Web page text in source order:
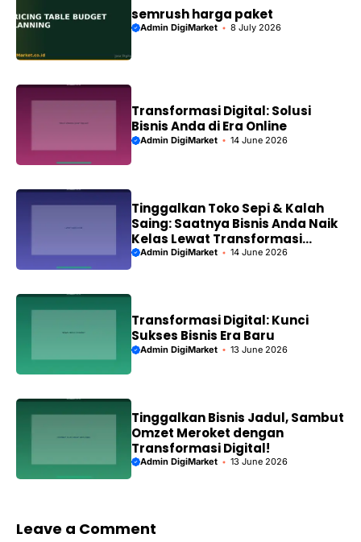
semrush harga paket
Admin DigiMarket 8 July 2026
Transformasi Digital: Solusi
Bisnis Anda di Era Online
Admin DigiMarket 14 June 2026
Tinggalkan Toko Sepi & Kalah
Saing: Saatnya Bisnis Anda Naik
Kelas Lewat Transformasi
Digital!
Admin DigiMarket 14 June 2026
Transformasi Digital: Kunci
Sukses Bisnis Era Baru
Admin DigiMarket 13 June 2026
Tinggalkan Bisnis Jadul, Sambut
Omzet Meroket dengan
Transformasi Digital!
Admin DigiMarket 13 June 2026
Leave a Comment